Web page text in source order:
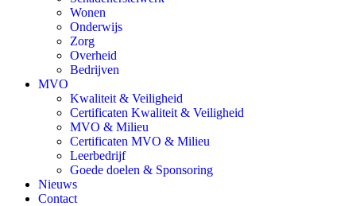
Wonen
Onderwijs
Zorg
Overheid
Bedrijven
MVO
Kwaliteit & Veiligheid
Certificaten Kwaliteit & Veiligheid
MVO & Milieu
Certificaten MVO & Milieu
Leerbedrijf
Goede doelen & Sponsoring
Nieuws
Contact